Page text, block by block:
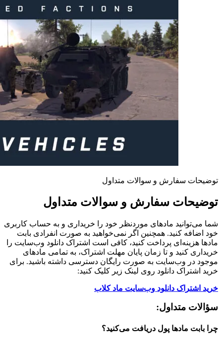
توضیحات سفارش و سوالات متداول
توضیحات سفارش و سوالات متداول
شما می‌توانید مادهای موردنظر خود را خریداری و به حساب کاربری
خود اضافه کنید. همچنین اگر نمی‌خواهید به صورت انفرادی بابت
مادها هزینه‌ای پرداخت کنید، کافی است اشتراک دانلود وب‌سایت را
خریداری کنید و تا زمان پایان مهلت اشتراک، به تمامی مادهای
موجود در وب‌سایت به صورت رایگان دسترسی داشته باشید. برای
خرید اشتراک دانلود روی لینک زیر کلیک کنید:
خرید اشتراک دانلود وب‌سایت ماد کلاب
سؤالات متداول:
چرا بابت مادها پول دریافت می‌کنید؟